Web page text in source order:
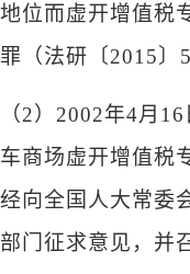
地位而虚开增值税
罪（法研〔2015〕
（2）2002年4月
车商场虚开增值税
经向全国人大常委
部门征求意见，并